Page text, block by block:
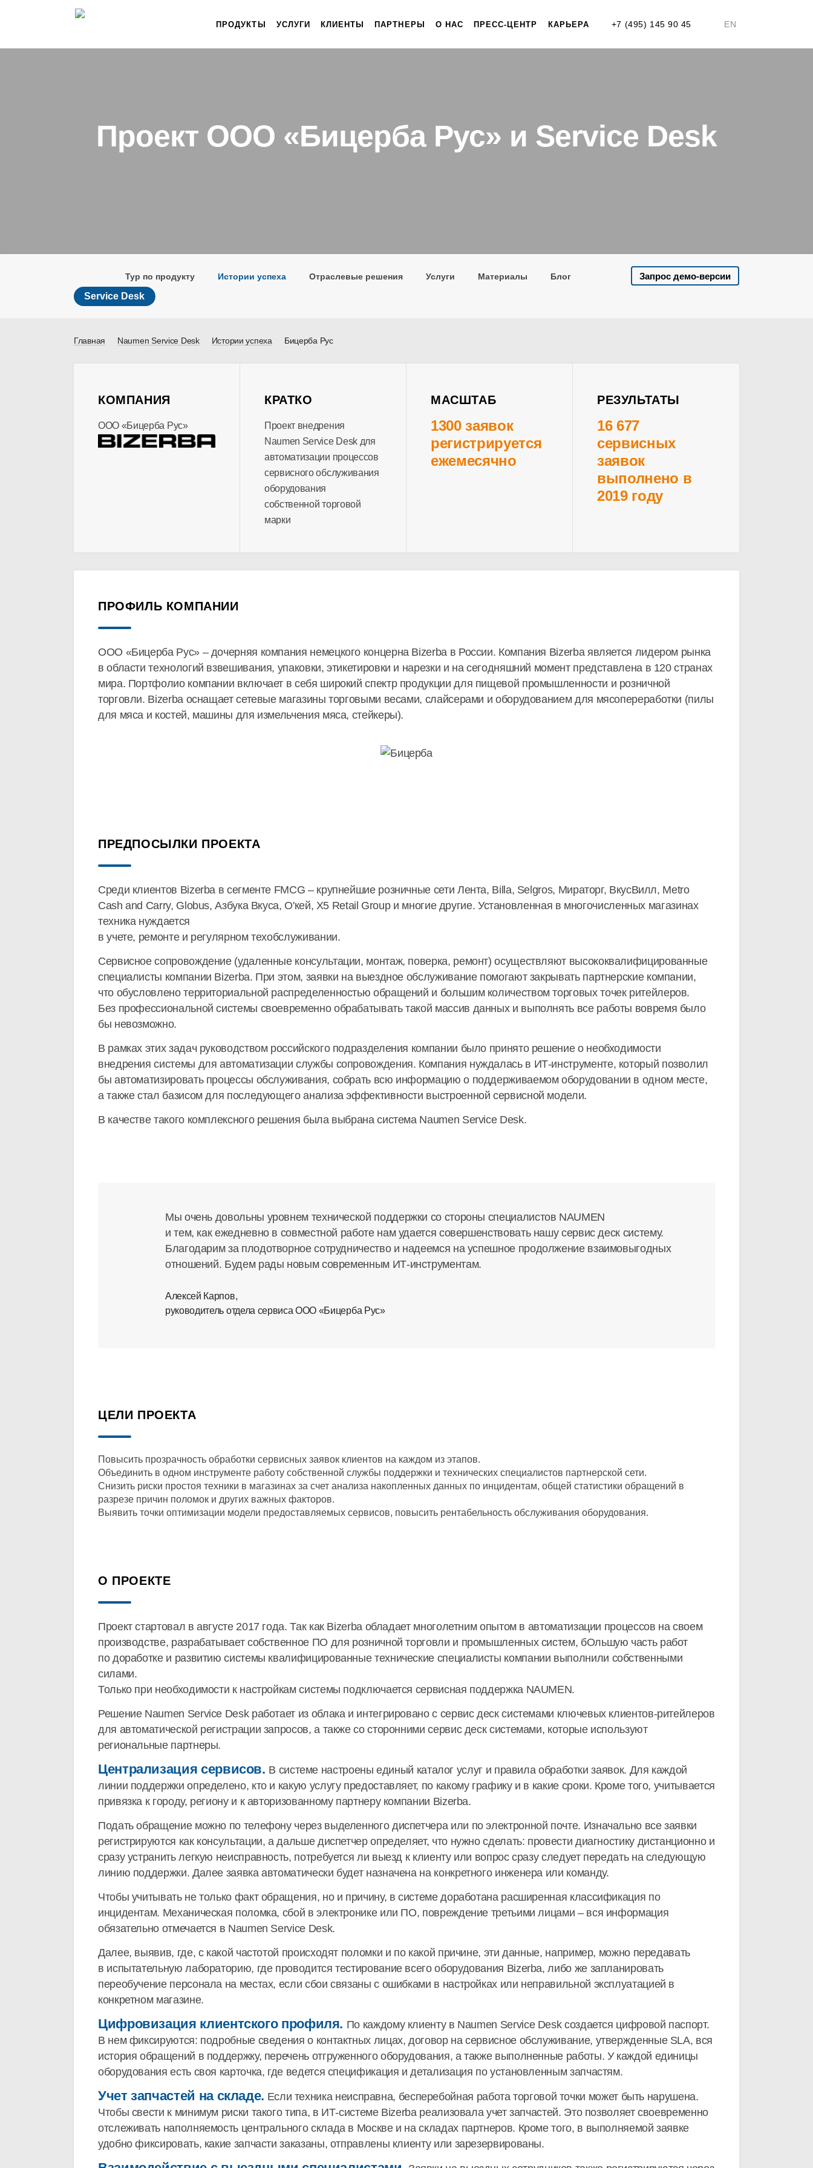
+7 (495) 145 90 45 EN
ПРОДУКТЫ УСЛУГИ КЛИЕНТЫ ПАРТНЕРЫ О НАС ПРЕСС-ЦЕНТР КАРЬЕРА
Проект ООО «Бицерба Рус» и Service Desk
Тур по продукту Истории успеха Отраслевые решения Услуги Материалы Блог
Запрос демо-версии
Service Desk
Главная Naumen Service Desk Истории успеха Бицерба Рус
КОМПАНИЯ
ООО «Бицерба Рус»
КРАТКО
Проект внедрения
Naumen Service Desk для
автоматизации процессов
сервисного обслуживания
оборудования
собственной торговой
марки
МАСШТАБ
1300 заявок
регистрируется
ежемесячно
РЕЗУЛЬТАТЫ
16 677
сервисных
заявок
выполнено в
2019 году
ПРОФИЛЬ КОМПАНИИ
ООО «Бицерба Рус» – дочерняя компания немецкого концерна Bizerba в России. Компания Bizerba является лидером рынка
в области технологий взвешивания, упаковки, этикетировки и нарезки и на сегодняшний момент представлена в 120 странах
мира. Портфолио компании включает в себя широкий спектр продукции для пищевой промышленности и розничной
торговли. Bizerba оснащает сетевые магазины торговыми весами, слайсерами и оборудованием для мясопереработки (пилы
для мяса и костей, машины для измельчения мяса, стейкеры).
ПРЕДПОСЫЛКИ ПРОЕКТА
Среди клиентов Bizerba в сегменте FMCG – крупнейшие розничные сети Лента, Billa, Selgros, Мираторг, ВкусВилл, Metro
Cash and Carry, Globus, Азбука Вкуса, О'кей, X5 Retail Group и многие другие. Установленная в многочисленных магазинах
техника нуждается
в учете, ремонте и регулярном техобслуживании.
Сервисное сопровождение (удаленные консультации, монтаж, поверка, ремонт) осуществляют высококвалифицированные
специалисты компании Bizerba. При этом, заявки на выездное обслуживание помогают закрывать партнерские компании,
что обусловлено территориальной распределенностью обращений и большим количеством торговых точек ритейлеров.
Без профессиональной системы своевременно обрабатывать такой массив данных и выполнять все работы вовремя было
бы невозможно.
В рамках этих задач руководством российского подразделения компании было принято решение о необходимости
внедрения системы для автоматизации службы сопровождения. Компания нуждалась в ИТ-инструменте, который позволил
бы автоматизировать процессы обслуживания, собрать всю информацию о поддерживаемом оборудовании в одном месте,
а также стал базисом для последующего анализа эффективности выстроенной сервисной модели.
В качестве такого комплексного решения была выбрана система Naumen Service Desk.
Мы очень довольны уровнем технической поддержки со стороны специалистов NAUMEN
и тем, как ежедневно в совместной работе нам удается совершенствовать нашу сервис деск систему.
Благодарим за плодотворное сотрудничество и надеемся на успешное продолжение взаимовыгодных
отношений. Будем рады новым современным ИТ-инструментам.
Алексей Карпов,
руководитель отдела сервиса ООО «Бицерба Рус»
ЦЕЛИ ПРОЕКТА
Повысить прозрачность обработки сервисных заявок клиентов на каждом из этапов.
Объединить в одном инструменте работу собственной службы поддержки и технических специалистов партнерской сети.
Снизить риски простоя техники в магазинах за счет анализа накопленных данных по инцидентам, общей статистики обращений в
разрезе причин поломок и других важных факторов.
Выявить точки оптимизации модели предоставляемых сервисов, повысить рентабельность обслуживания оборудования.
О ПРОЕКТЕ
Проект стартовал в августе 2017 года. Так как Bizerba обладает многолетним опытом в автоматизации процессов на своем
производстве, разрабатывает собственное ПО для розничной торговли и промышленных систем, бОльшую часть работ
по доработке и развитию системы квалифицированные технические специалисты компании выполнили собственными
силами.
Только при необходимости к настройкам системы подключается сервисная поддержка NAUMEN.
Решение Naumen Service Desk работает из облака и интегрировано с сервис деск системами ключевых клиентов-ритейлеров
для автоматической регистрации запросов, а также со сторонними сервис деск системами, которые используют
региональные партнеры.
Централизация сервисов. В системе настроены единый каталог услуг и правила обработки заявок. Для каждой
линии поддержки определено, кто и какую услугу предоставляет, по какому графику и в какие сроки. Кроме того, учитывается
привязка к городу, региону и к авторизованному партнеру компании Bizerba.
Подать обращение можно по телефону через выделенного диспетчера или по электронной почте. Изначально все заявки
регистрируются как консультации, а дальше диспетчер определяет, что нужно сделать: провести диагностику дистанционно и
сразу устранить легкую неисправность, потребуется ли выезд к клиенту или вопрос сразу следует передать на следующую
линию поддержки. Далее заявка автоматически будет назначена на конкретного инженера или команду.
Чтобы учитывать не только факт обращения, но и причину, в системе доработана расширенная классификация по
инцидентам. Механическая поломка, сбой в электронике или ПО, повреждение третьими лицами – вся информация
обязательно отмечается в Naumen Service Desk.
Далее, выявив, где, с какой частотой происходят поломки и по какой причине, эти данные, например, можно передавать
в испытательную лабораторию, где проводится тестирование всего оборудования Bizerba, либо же запланировать
переобучение персонала на местах, если сбои связаны с ошибками в настройках или неправильной эксплуатацией в
конкретном магазине.
Цифровизация клиентского профиля. По каждому клиенту в Naumen Service Desk создается цифровой паспорт.
В нем фиксируются: подробные сведения о контактных лицах, договор на сервисное обслуживание, утвержденные SLA, вся
история обращений в поддержку, перечень отгруженного оборудования, а также выполненные работы. У каждой единицы
оборудования есть своя карточка, где ведется спецификация и детализация по установленным запчастям.
Учет запчастей на складе. Если техника неисправна, бесперебойная работа торговой точки может быть нарушена.
Чтобы свести к минимум риски такого типа, в ИТ-системе Bizerba реализовала учет запчастей. Это позволяет своевременно
отслеживать наполняемость центрального склада в Москве и на складах партнеров. Кроме того, в выполняемой заявке
удобно фиксировать, какие запчасти заказаны, отправлены клиенту или зарезервированы.